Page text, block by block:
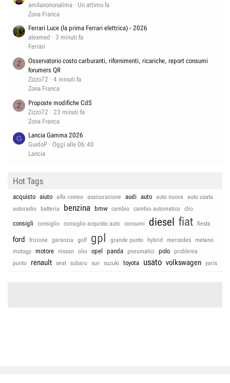
amilanononalima
Un attimo fa
Zona Franca
Ferrari Luce (la prima Ferrari elettrica) - 2026
alexmed
3 minuti fa
Ferrari
Z
Osservatorio costo carburanti, rifornimenti, ricariche, report consumi
forumers QR
Zizzo72
4 minuti fa
Zona Franca
Z
Proposte modifiche CdS
Zizzo72
23 minuti fa
Zona Franca
G
Lancia Gamma 2026
GuidoP
Oggi alle 06:40
Lancia
Hot Tags
acquisto aiuto alfa romeo assicurazione audi auto auto nuova
auto usata
autoradio
batteria benzina bmw cambio cambio automatico clio
consigli consiglio consiglio acquisto auto consumi diesel fiat fiesta
ford frizione garanzia golf gpl grande punto hybrid mercedes
metano
motogp
motore nissan olio opel panda pneumatici polo
problema
punto
renault seat subaru suv suzuki toyota usato volkswagen yaris